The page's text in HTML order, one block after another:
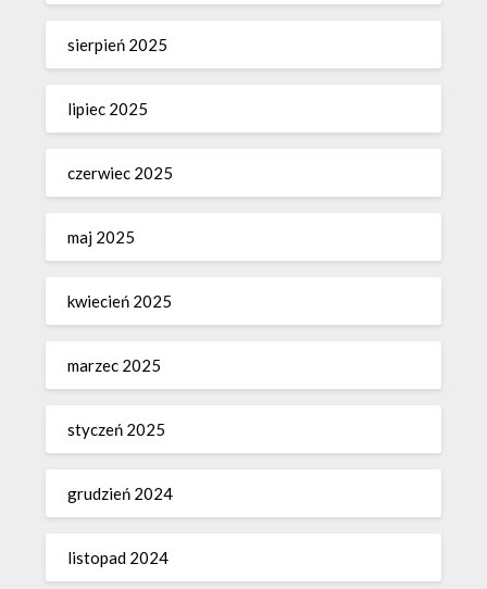
sierpień 2025
lipiec 2025
czerwiec 2025
maj 2025
kwiecień 2025
marzec 2025
styczeń 2025
grudzień 2024
listopad 2024